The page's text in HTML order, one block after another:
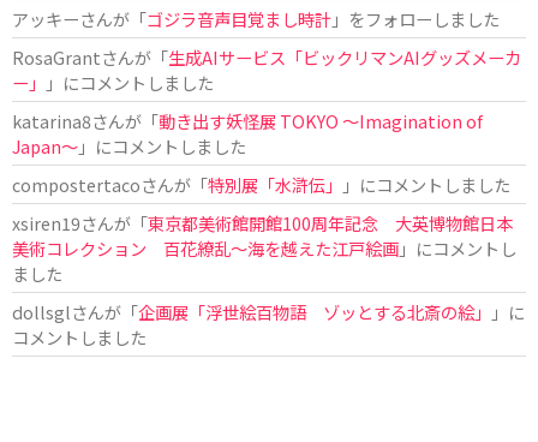
アッキーさんが「ゴジラ音声目覚まし時計」をフォローしました
RosaGrantさんが「生成AIサービス「ビックリマンAIグッズメーカ
ー」
」にコメントしました
katarina8さんが「動き出す妖怪展 TOKYO 〜Imagination of
Japan〜」にコメントしました
compostertacoさんが「特別展「水滸伝」
」にコメントしました
xsiren19さんが「東京都美術館開館100周年記念 大英博物館日本
美術コレクション 百花繚乱～海を越えた江戸絵画」にコメントし
ました
dollsglさんが「企画展「浮世絵百物語 ゾッとする北斎の絵」
」に
コメントしました